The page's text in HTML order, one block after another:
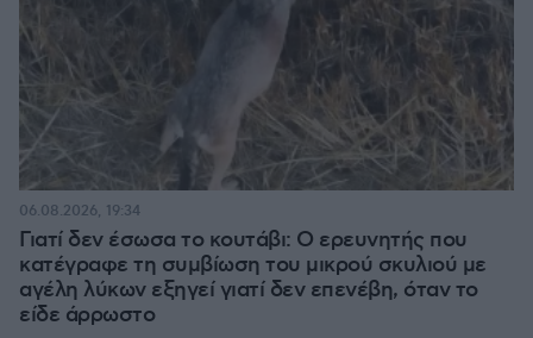
Γιατί δεν έσωσα το κουτάβι: Ο ερευνητής που
κατέγραφε τη συμβίωση του μικρού σκυλιού με
αγέλη λύκων εξηγεί γιατί δεν επενέβη, όταν το
είδε άρρωστο
06.08.2026, 19:34